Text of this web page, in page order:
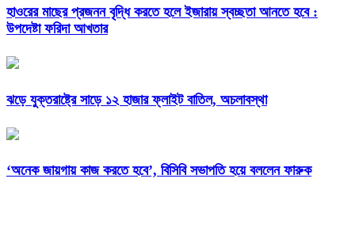
হাওরের মাছের প্রজনন বৃদ্ধি করতে হলে ইজারায় স্বচ্ছতা আনতে হবে :
উপদেষ্টা ফরিদা আখতার
ঝড়ে যুক্তরাষ্ট্রে সাড়ে ১২ হাজার ফ্লাইট বাতিল, অচলাবস্থা
‘অনেক জায়গায় কাজ করতে হবে’, বিসিবি সভাপতি হয়ে বললেন ফারুক